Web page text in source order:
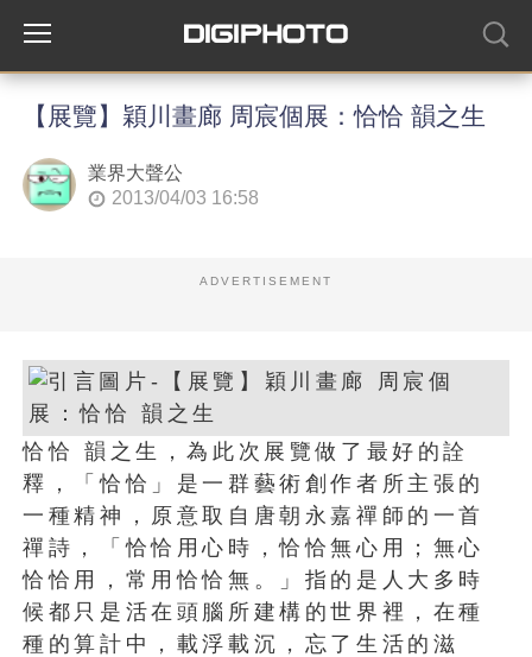
【展覽】穎川畫廊 周宸個展：恰恰 韻之生
業界大聲公
2013/04/03 16:58
ADVERTISEMENT
恰恰 韻之生，為此次展覽做了最好的詮
釋，「恰恰」是一群藝術創作者所主張的
一種精神，原意取自唐朝永嘉禪師的一首
禪詩，「恰恰用心時，恰恰無心用；無心
恰恰用，常用恰恰無。」指的是人大多時
候都只是活在頭腦所建構的世界裡，在種
種的算計中，載浮載沉，忘了生活的滋